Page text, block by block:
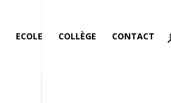
ECOLE COLLÈGE CONTACT